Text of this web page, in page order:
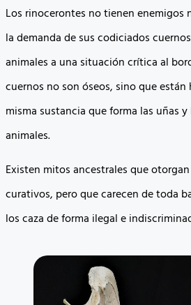
Los rinocerontes no tienen enemigos
la demanda de sus codiciados
animales a una situación crítica al
cuernos no son óseos, sino que
misma sustancia que forma las uñas
animales.
Existen mitos ancestrales que
curativos, pero que carecen de toda
los caza de forma ilegal e